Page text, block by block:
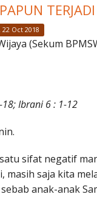
TERJADI
22 Oct 2018
(Sekum
18; Ibrani 6 : 1-12
sifat negatif
masih saja kita
anak-anak